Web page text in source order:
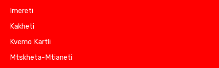
Imereti
Kakheti
Kvemo Kartli
Mtskheta-Mtianeti